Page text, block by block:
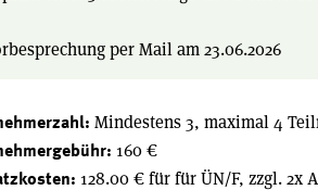
per Mail am 23.06.2026
Mindestens 3, maximal 4
160 €
128.00 € für für ÜN/F, zzgl. 2x